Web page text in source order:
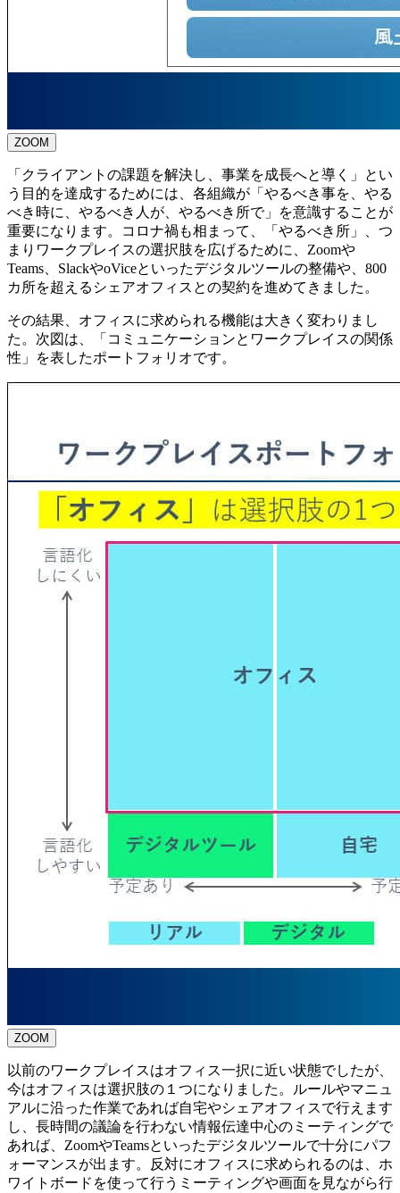
ZOOM
「クライアントの課題を解決し、事業を成長へと導く」とい
う目的を達成するためには、各組織が「やるべき事を、やる
べき時に、やるべき人が、やるべき所で」を意識することが
重要になります。コロナ禍も相まって、「やるべき所」、つ
まりワークプレイスの選択肢を広げるために、Zoomや
Teams、SlackやoViceといったデジタルツールの整備や、800
カ所を超えるシェアオフィスとの契約を進めてきました。
その結果、オフィスに求められる機能は大きく変わりまし
た。次図は、「コミュニケーションとワークプレイスの関係
性」を表したポートフォリオです。
ZOOM
以前のワークプレイスはオフィス一択に近い状態でしたが、
今はオフィスは選択肢の１つになりました。ルールやマニュ
アルに沿った作業であれば自宅やシェアオフィスで行えます
し、長時間の議論を行わない情報伝達中心のミーティングで
あれば、ZoomやTeamsといったデジタルツールで十分にパフ
ォーマンスが出ます。反対にオフィスに求められるのは、ホ
ワイトボードを使って行うミーティングや画面を見ながら行